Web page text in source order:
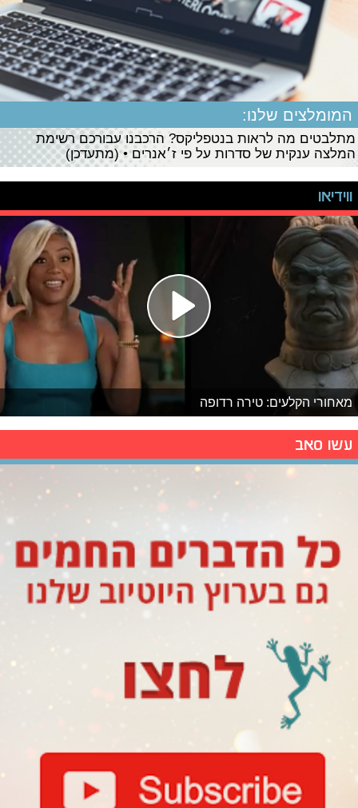
המומלצים שלנו:
מתלבטים מה לראות בנטפליקס? הרכבנו עבורכם רשימת
המלצה ענקית של סדרות על פי ז׳אנרים • (מתעדכן)
ווידיאו
מאחורי הקלעים: טירה רדופה
עשו סאב